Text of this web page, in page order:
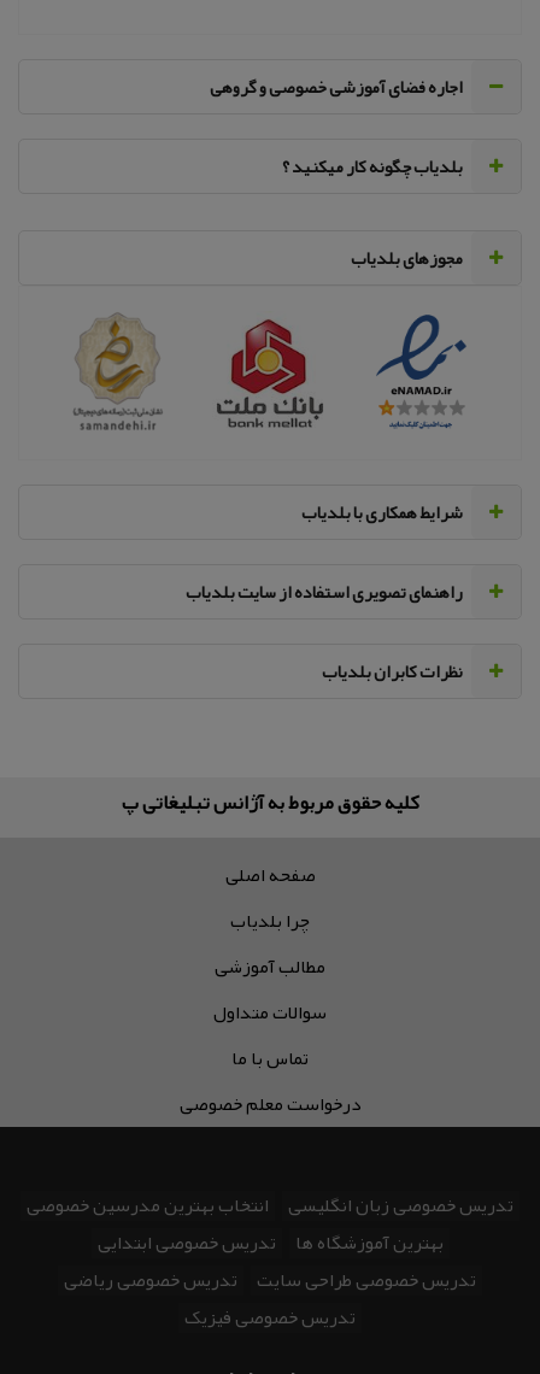
اجاره فضای آموزشی خصوصی و گروهی
‌بلدیاب چگونه کار میکنید ؟
مجوزهای بلدیاب
‌شرایط همکاری با بلدیاب
راهنمای تصویری استفاده از سایت بلدیاب
نظرات کابران بلدیاب
کلیه حقوق مربوط به آژانس تبلیغاتی پر سفید می‌باش
صفحه اصلی
چرا بلدیاب
مطالب آموزشی
سوالات متداول
تماس با ما
درخواست معلم خصوصی
تدریس خصوصی زبان انگلیسی انتخاب بهترین مدرسین خصوصی
بهترین آموزشگاه ها
تدریس خصوصی ابتدایی
تدریس خصوصی طراحی سایت تدریس خصوصی ریاضی
تدریس خصوصی فیزیک